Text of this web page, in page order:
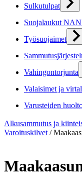
Sulkutulpat
Suojalaukut
Työsuojaimet
Vahingontorjunta
Valaisimet ja
Varusteiden
Alkusammutus ja
Varoituskilvet /